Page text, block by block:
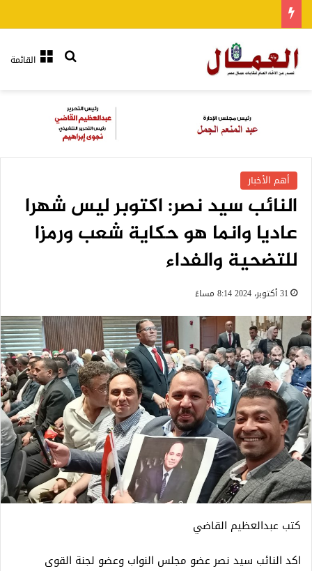
القائمةبحث عن
أهم الأخبار
النائب سيد نصر: اكتوبر ليس شهرا
عاديا وانما هو حكاية شعب ورمزا
للتضحية والفداء
31 أكتوبر، 2024 8:14 مساءً
كتب عبدالعظيم القاضي
اكد النائب سيد نصر عضو مجلس النواب وعضو لجنة القوى